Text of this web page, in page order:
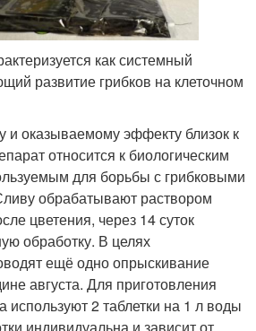
как системный
развитие грибков на клеточном
и оказываемому эффекту близок к
относится к биологическим
для борьбы с грибковыми
обрабатывают раствором
цветения, через 14 суток
обработку. В целях
ещё одно опрыскивание
августа. Для приготовления
используют 2 таблетки на 1 л воды
индивидуальна и зависит от